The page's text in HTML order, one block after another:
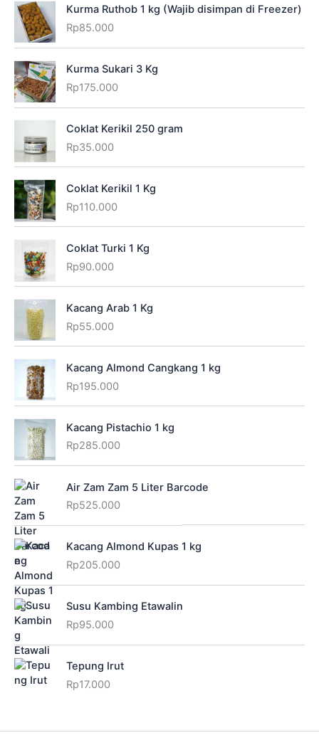
Kurma Ruthob 1 kg (Wajib disimpan di Freezer)
Rp85.000
Kurma Sukari 3 Kg
Rp175.000
Coklat Kerikil 250 gram
Rp35.000
Coklat Kerikil 1 Kg
Rp110.000
Coklat Turki 1 Kg
Rp90.000
Kacang Arab 1 Kg
Rp55.000
Kacang Almond Cangkang 1 kg
Rp195.000
Kacang Pistachio 1 kg
Rp285.000
Air Zam Zam 5 Liter Barcode
Rp525.000
Kacang Almond Kupas 1 kg
Rp205.000
Susu Kambing Etawalin
Rp95.000
Tepung Irut
Rp17.000